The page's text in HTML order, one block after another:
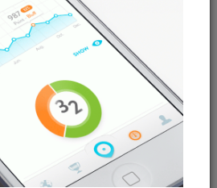
ریفربیشد چیست؟
معرفی همکاران
معرفی محصولات همکاران
فرم ها و آیین نامه ها
فرم درخواست خدمات تعمیرات
فرم درخواست دستگاه ریفربیشد
فرم ثبت نام درخواست همکاری
تماس با ما
رصد بازار